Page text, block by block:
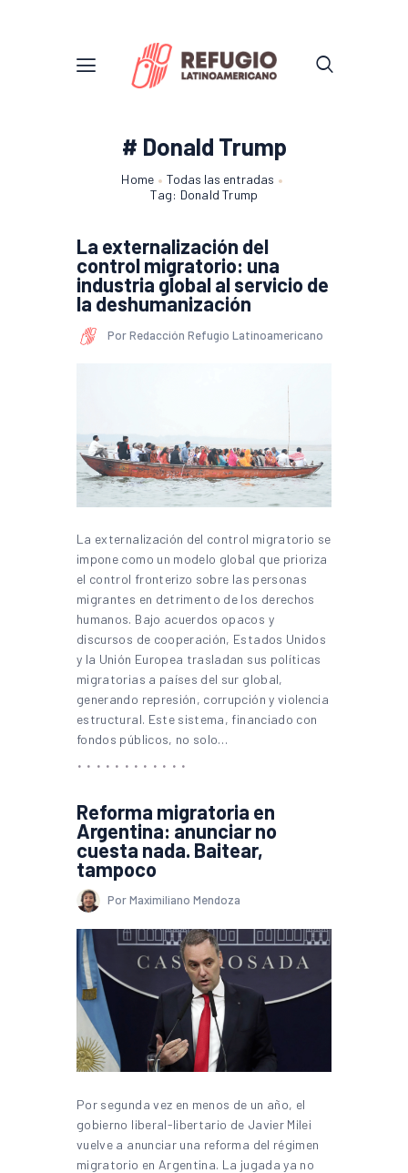
# Donald Trump
Home
Todas las entradas
Tag: Donald Trump
La externalización del
control migratorio: una
industria global al servicio de
la deshumanización
Por Redacción Refugio Latinoamericano
La externalización del control migratorio se
impone como un modelo global que prioriza
el control fronterizo sobre las personas
migrantes en detrimento de los derechos
humanos. Bajo acuerdos opacos y
discursos de cooperación, Estados Unidos
y la Unión Europea trasladan sus políticas
migratorias a países del sur global,
generando represión, corrupción y violencia
estructural. Este sistema, financiado con
fondos públicos, no solo…
Reforma migratoria en
Argentina: anunciar no
cuesta nada. Baitear,
tampoco
Por Maximiliano Mendoza
Por segunda vez en menos de un año, el
gobierno liberal-libertario de Javier Milei
vuelve a anunciar una reforma del régimen
migratorio en Argentina. La jugada ya no